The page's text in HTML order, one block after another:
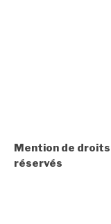
Mention de droits
réservés